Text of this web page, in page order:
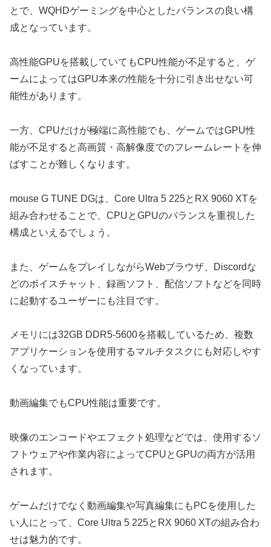
とで、WQHDゲーミングを中心としたバランスの良い構
成となっています。
高性能GPUを搭載していてもCPU性能が不足すると、ゲ
ームによってはGPU本来の性能を十分に引き出せない可
能性があります。
一方、CPUだけが極端に高性能でも、ゲームではGPU性
能が不足すると高画質・高解像度でのフレームレートを伸
ばすことが難しくなります。
mouse G TUNE DGは、Core Ultra 5 225とRX 9060 XTを
組み合わせることで、CPUとGPUのバランスを重視した
構成といえるでしょう。
また、ゲームをプレイしながらWebブラウザ、Discordな
どのボイスチャット、録画ソフト、配信ソフトなどを同時
に起動するユーザーにも注目です。
メモリには32GB DDR5-5600を搭載しているため、複数
アプリケーションを使用するマルチタスクにも対応しやす
くなっています。
動画編集でもCPU性能は重要です。
映像のエンコードやエフェクト処理などでは、使用するソ
フトウェアや作業内容によってCPUとGPUの両方が活用
されます。
ゲームだけでなく動画編集や写真編集にもPCを使用した
い人にとって、Core Ultra 5 225とRX 9060 XTの組み合わ
せは魅力的です。